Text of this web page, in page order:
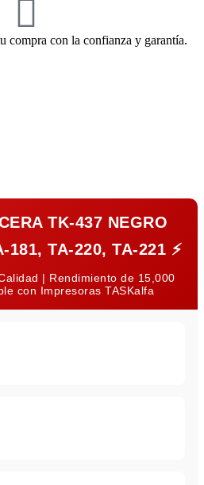
compra con la confianza y garantía.
TK-437 NEGRO
181, TA-220, TA-221 ⚡
| Rendimiento de 15,000
con Impresoras TASKalfa